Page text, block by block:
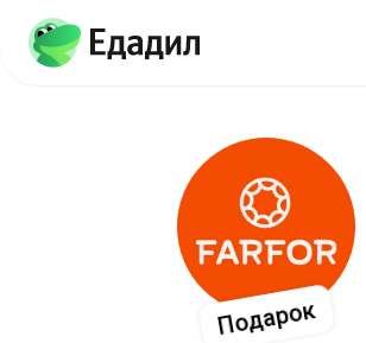
Подарок